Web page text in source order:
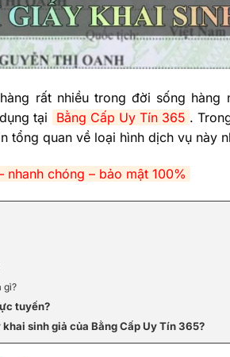
rất nhiều trong đời sống hàng
tại
Bằng Cấp Uy Tín 365 .
tổng quan về loại hình dịch vụ này
nhanh chóng – bảo mật 100%
gì?
tuyến?
sinh giả của Bằng Cấp Uy Tín 365?